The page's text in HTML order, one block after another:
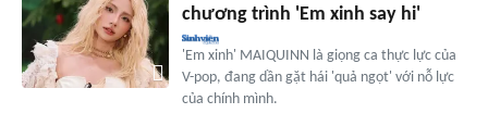
chương trình 'Em xinh say hi'
'Em xinh' MAIQUINN là giọng ca thực lực của
V-pop, đang dần gặt hái 'quả ngọt' với nỗ lực
của chính mình.